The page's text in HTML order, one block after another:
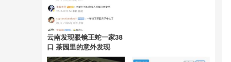
云南发现眼镜王蛇一家38
口 茶园里的意外发现